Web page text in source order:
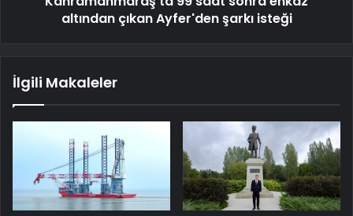
altından çıkan Ayfer'den şarkı isteği
İlgili Makaleler